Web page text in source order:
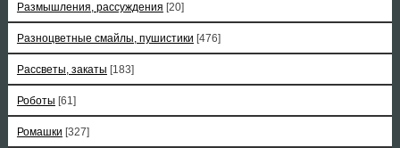
Размышления, рассуждения [20]
Разноцветные смайлы, пушистики [476]
Рассветы, закаты [183]
Роботы [61]
Ромашки [327]